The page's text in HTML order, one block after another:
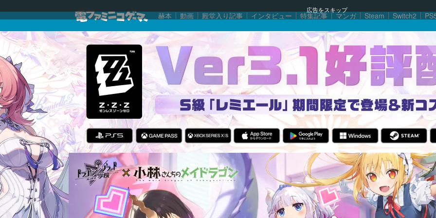
広告をスキップ
赫本 動画 殿堂入り記事 インタビュー 特集記事 マンガ Steam Switch2